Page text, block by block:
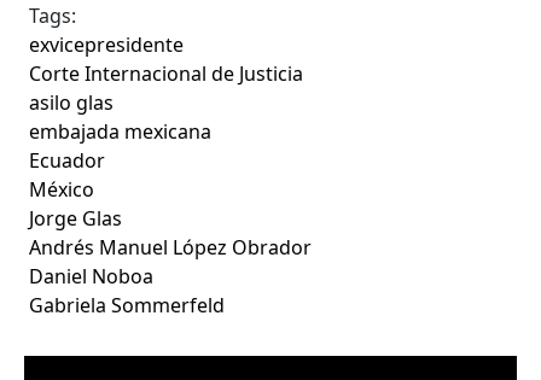
Tags:
exvicepresidente
Corte Internacional de Justicia
asilo glas
embajada mexicana
Ecuador
México
Jorge Glas
Andrés Manuel López Obrador
Daniel Noboa
Gabriela Sommerfeld